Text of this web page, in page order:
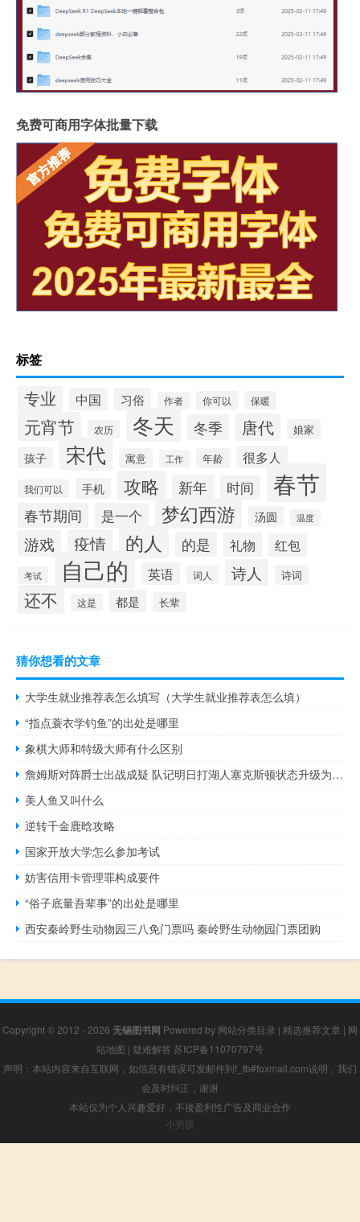
免费可商用字体批量下载
标签
专业 中国 习俗 作者 你可以 保暖
元宵节 农历 冬天 冬季 唐代 娘家
孩子 宋代 寓意 工作 年龄 很多人
我们可以 手机 攻略 新年 时间 春节
春节期间 是一个 梦幻西游 汤圆 温度
游戏 疫情 的人 的是 礼物 红包
考试 自己的 英语 词人 诗人 诗词
还不 这是 都是 长辈
猜你想看的文章
大学生就业推荐表怎么填写（大学生就业推荐表怎么填）
“指点蓑衣学钓鱼”的出处是哪里
象棋大师和特级大师有什么区别
詹姆斯对阵爵士出战成疑 队记明日打湖人塞克斯顿状态升级为出战成疑此前缺战18场
美人鱼又叫什么
逆转千金鹿晗攻略
国家开放大学怎么参加考试
妨害信用卡管理罪构成要件
“俗子底量吾辈事”的出处是哪里
西安秦岭野生动物园三八免门票吗 秦岭野生动物园门票团购
Copyright © 2012 - 2026 无锡图书网 Powered by 网站分类目录 | 精选推荐文章 | 网
站地图 | 疑难解答 苏ICP备11070797号
声明：本站内容来自互联网，如信息有错误可发邮件到f_fb#foxmail.com说明，我们
会及时纠正，谢谢
本站仅为个人兴趣爱好，不接盈利性广告及商业合作
小男孩